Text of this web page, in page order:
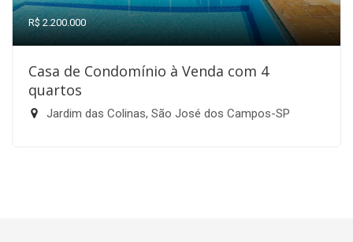
R$ 2.200.000
Casa de Condomínio à Venda com 4
quartos
Jardim das Colinas, São José dos Campos-SP